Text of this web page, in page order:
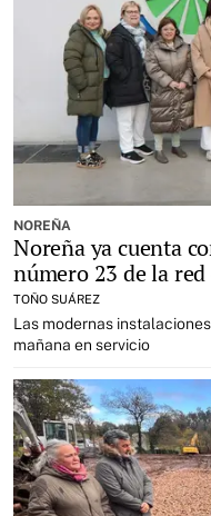
NOREÑA
Noreña ya cuenta
número 23 de la red
TOÑO SUÁREZ
Las modernas
mañana en servicio